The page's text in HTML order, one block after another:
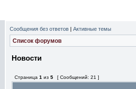
Сообщения без ответов | Активные темы
Список форумов
Новости
Страница 1 из 5 [ Сообщений: 21 ]